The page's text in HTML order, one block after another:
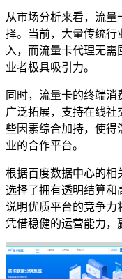
从市场分析来看，流量
择。当前，大量传统行
入，而流量卡代理无需
业者极具吸引力。
同时，流量卡的终端
广泛拓展，支持在线
些因素综合加持，使得
业的合作平台。
根据百度数据中心的相
选择了拥有透明结算和
说明优质平台的竞争力
凭借稳健的运营能力，